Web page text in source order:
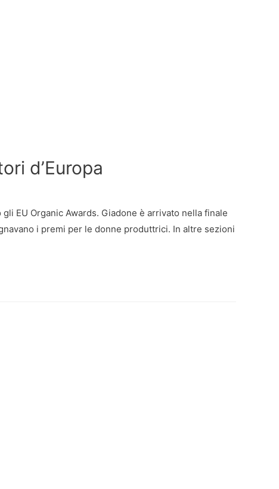
d’Europa
EU Organic Awards. Giadone è arrivato nella finale
i premi per le donne produttrici. In altre sezioni